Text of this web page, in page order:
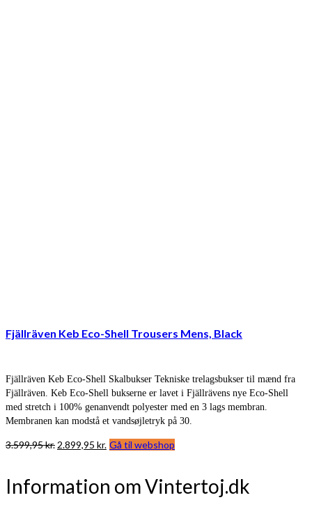
Fjällräven Keb Eco-Shell Trousers Mens, Black
Fjällräven Keb Eco-Shell Skalbukser Tekniske trelagsbukser til mænd fra
Fjällräven. Keb Eco-Shell bukserne er lavet i Fjällrävens nye Eco-Shell
med stretch i 100% genanvendt polyester med en 3 lags membran.
Membranen kan modstå et vandsøjletryk på 30.
3.599,95kr. Den
var:
2.899,95 kr. Den
er:
Gå til webshop
Information om Vintertoj.dk